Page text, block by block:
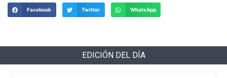
Facebook Twitter WhatsApp
EDICIÓN DEL DÍA